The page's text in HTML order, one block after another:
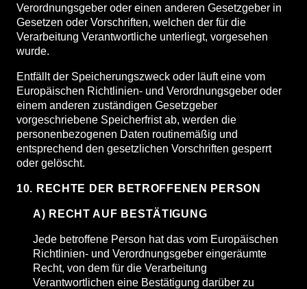
Verordnungsgeber oder einen anderen Gesetzgeber in
Gesetzen oder Vorschriften, welchen der für die
Verarbeitung Verantwortliche unterliegt, vorgesehen
wurde.
Entfällt der Speicherungszweck oder läuft eine vom
Europäischen Richtlinien- und Verordnungsgeber oder
einem anderen zuständigen Gesetzgeber
vorgeschriebene Speicherfrist ab, werden die
personenbezogenen Daten routinemäßig und
entsprechend den gesetzlichen Vorschriften gesperrt
oder gelöscht.
10. RECHTE DER BETROFFENEN PERSON
A) RECHT AUF BESTÄTIGUNG
Jede betroffene Person hat das vom Europäischen
Richtlinien- und Verordnungsgeber eingeräumte
Recht, von dem für die Verarbeitung
Verantwortlichen eine Bestätigung darüber zu